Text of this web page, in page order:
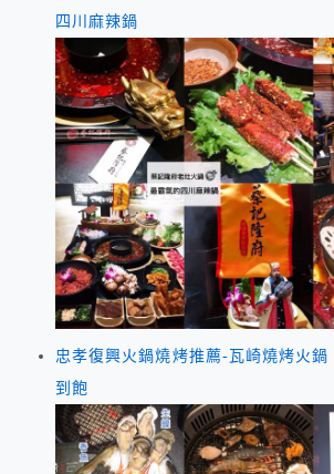
四川麻辣鍋
忠孝復興火鍋燒烤推薦-瓦崎燒烤火
到飽